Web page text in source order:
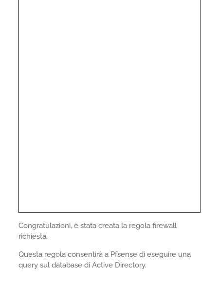
Congratulazioni, è stata creata la regola firewall
richiesta.
Questa regola consentirà a Pfsense di eseguire una
query sul database di Active Directory.